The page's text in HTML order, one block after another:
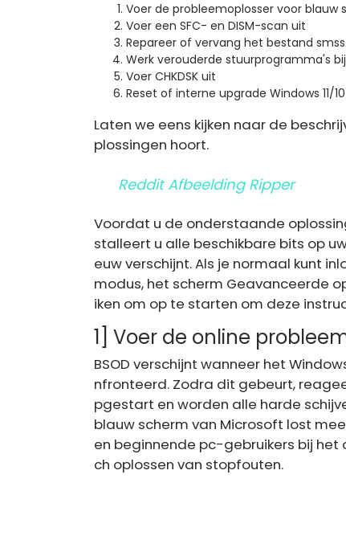
Voer de probleemoplosser voor blauw
Voer een SFC- en DISM-scan uit
Repareer of vervang het bestand
Werk verouderde stuurprogramma's bij
Voer CHKDSK uit
Reset of interne upgrade Windows 11/
Laten we eens kijken naar de
plossingen hoort.
Reddit Afbeelding Ripper
Voordat u de onderstaande
stalleert u alle beschikbare bits op
euw verschijnt. Als je normaal kunt
modus, het scherm Geavanceerde
iken om op te starten om deze
1] Voer de online
BSOD verschijnt wanneer het
nfronteerd. Zodra dit gebeurt,
pgestart en worden alle harde
blauw scherm van Microsoft lost
en beginnende pc-gebruikers bij
ch oplossen van stopfouten.